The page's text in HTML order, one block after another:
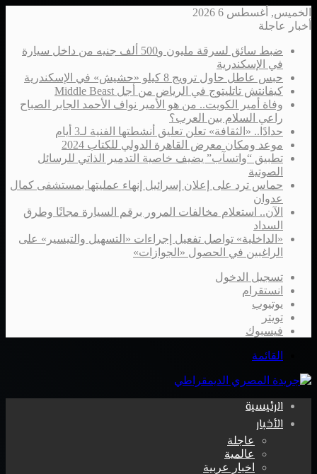
الخميس, أغسطس 6 2026
أخبار عاجلة
ضبط سائق لسرقة مليون و500 ألف جنيه من داخل سيارة
في الإسكندرية
حبس عاطل حاول ترويج 8 كيلو «حشيش» في الإسكندرية
كيفانتش تاتليتوج في الرياض من أجل Middle Beast
وفاة أمير الكويت.. من هو الأمير نواف الأحمد الجابر الصباح
راعي السلام بين العرب؟
حدادًا.. «الثقافة» تعلن تعليق أنشطتها الفنية لـ3 أيام
موعد ومكان معرض القاهرة الدولي للكتاب 2024
تطبيق “واتسآب” يضيف خاصية التدمير الذاتي للرسائل
الصوتية
حماس ترد على إعلان إسرائيل إنهاء عمليتها بمستشفى كمال
عدوان
الآن.. استعلام مخالفات المرور برقم السيارة مجانًا وطرق
السداد
«الداخلية» تواصل تفعيل إجراءات «التسهيل والتيسير» على
الراغبين في الحصول «الجوازات»
تسجيل الدخول
انستقرام
يوتيوب
تويتر
فيسبوك
القائمة
الرئيسية
الأخبار
عاجلة
عالمية
اخبار عربية